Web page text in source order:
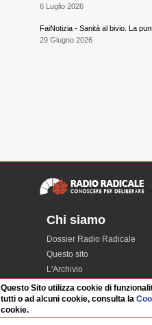
6 Luglio 2026
FaiNotizia - Sanità al bivio. La
29 Giugno 2026
Chi siamo
Dossier Radio Radicale
Questo sito
L'Archivio
Redazione
La musica da Requiem
Questo Sito utilizza cookie di
tutti o ad alcuni cookie, consulta la
cookie.